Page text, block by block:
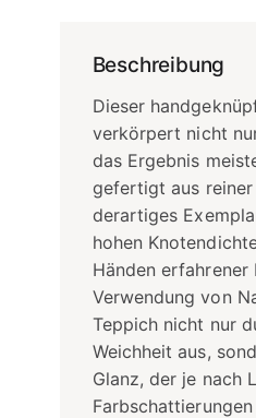
Beschreibung
Dieser
verkörpert nicht
das Ergebnis
gefertigt aus
derartiges
hohen
Händen
Verwendung von
Teppich nicht nur
Weichheit aus,
Glanz, der je nach